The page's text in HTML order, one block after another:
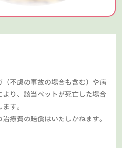
不慮の事故の場合も含む）や病
り、該当ペットが死亡した場合
す。
療費の賠償はいたしかねます。